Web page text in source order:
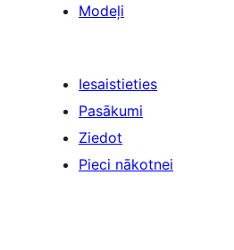
Modeļi
Iesaistieties
Pasākumi
Ziedot
Pieci nākotnei